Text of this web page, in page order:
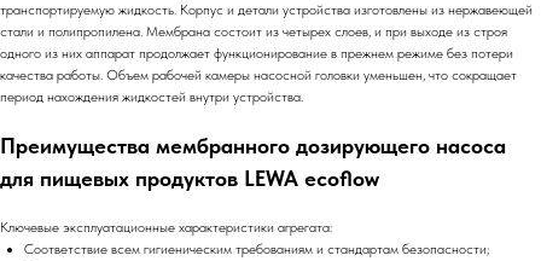
транспортируемую жидкость. Корпус и детали устройства изготовлены из нержавеющей
стали и полипропилена. Мембрана состоит из четырех слоев, и при выходе из строя
одного из них аппарат продолжает функционирование в прежнем режиме без потери
качества работы. Объем рабочей камеры насосной головки уменьшен, что сокращает
период нахождения жидкостей внутри устройства.
Преимущества мембранного дозирующего насоса
для пищевых продуктов LEWA ecoflow
Ключевые эксплуатационные характеристики агрегата:
Соответствие всем гигиеническим требованиям и стандартам безопасности;